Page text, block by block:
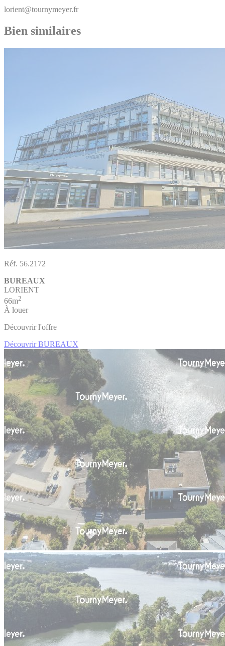
lorient@tournymeyer.fr
Bien similaires
Réf. 56.2172
BUREAUX
LORIENT
66m2
À louer
Découvrir l'offre
Découvrir BUREAUX